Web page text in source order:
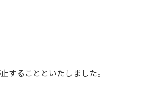
することといたしました。